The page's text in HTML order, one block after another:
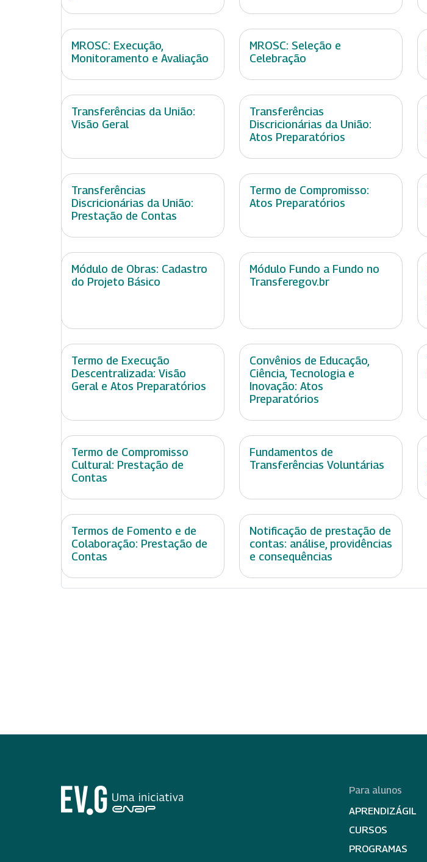
MROSC: Execução,
Monitoramento e Avaliação
MROSC: Seleção e
Celebração
Transferências da União:
Visão Geral
Transferências
Discricionárias da União:
Atos Preparatórios
Transferências
Discricionárias da União:
Prestação de Contas
Termo de Compromisso:
Atos Preparatórios
Módulo de Obras: Cadastro
do Projeto Básico
Módulo Fundo a Fundo no
Transferegov.br
Termo de Execução
Descentralizada: Visão
Geral e Atos Preparatórios
Convênios de Educação,
Ciência, Tecnologia e
Inovação: Atos
Preparatórios
Termo de Compromisso
Cultural: Prestação de
Contas
Fundamentos de
Transferências Voluntárias
Termos de Fomento e de
Colaboração: Prestação de
Contas
Notificação de prestação de
contas: análise, providências
e consequências
Para alunos
APRENDIZÁGIL
CURSOS
PROGRAMAS